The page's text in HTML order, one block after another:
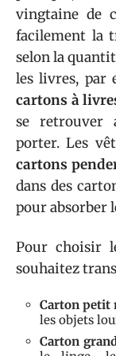
vingtaine de
facilement la
selon la
les livres, par
cartons à
se retrouver
porter. Les
cartons
dans des
pour absorber
Pour choisir
souhaitez
Carton petit
les objets
Carton